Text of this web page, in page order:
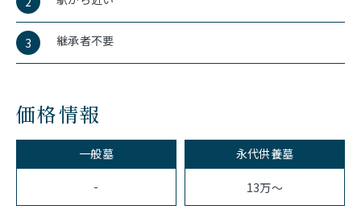
3 継承者不要
価格情報
一般墓
-
永代供養墓
13万～